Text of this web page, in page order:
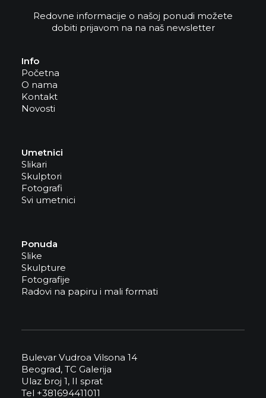
Redovne informacije o našoj ponudi možete
dobiti prijavom na na naš newsletter
Info
Početna
O nama
Kontakt
Novosti
Umetnici
Slikari
Skulptori
Fotografi
Svi umetnici
Ponuda
Slike
Skulpture
Fotografije
Radovi na papiru i mali formati
Bulevar Vudroa Vilsona 14
Beograd, TC Galerija
Ulaz broj 1, II sprat
Tel +381694411011